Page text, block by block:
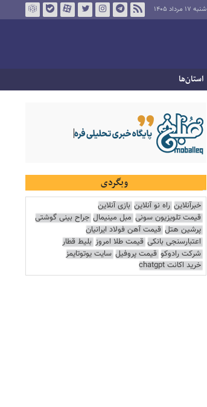
شنبه ۱۷ مرداد ۱۴۰۵
استان‌ها
وبگردی
خبرآنلاین راه نو آنلاین بازی آنلاین
قیمت تلویزیون سونی مبل مینیمال جراح بینی گوشتی
پرشین هتل قیمت آهن فولاد ایرانیان
اعتبارسنجی بانکی قیمت طلا امروز بلیط قطار
شرکت رادوکو قیمت پروفیل سایت یوتوتایمز
خرید اکانت chatgpt